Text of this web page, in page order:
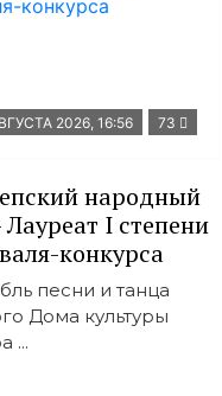
2026, 16:56 73
народный
I степени
конкурса
песни и танца
Дома культуры
...